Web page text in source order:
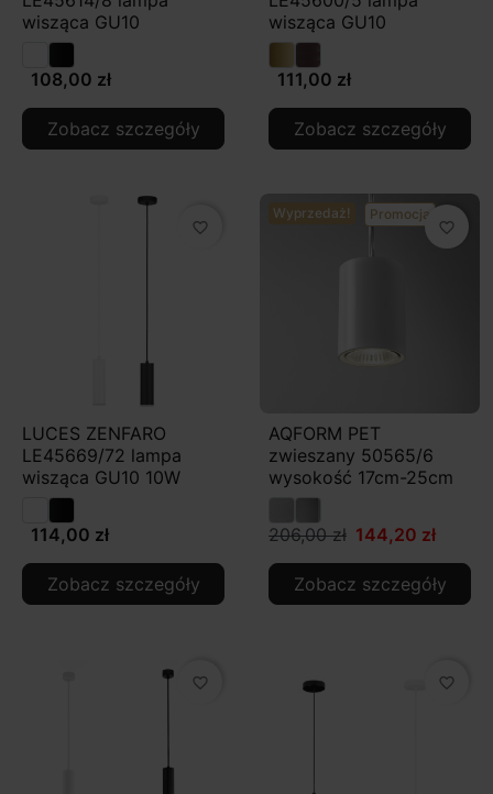
wisząca GU10
108,00 zł
Zobacz szczegóły
wisząca GU10
111,00 zł
Zobacz szczegóły
favorite_border
LUCES ZENFARO
LE45669/72 lampa
wisząca GU10 10W
114,00 zł
Zobacz szczegóły
Wyprzedaż! Promocja
favorite_border
AQFORM PET
zwieszany 50565/6
wysokość 17cm-25cm
206,00 zł 144,20 zł
Zobacz szczegóły
favorite_border favorite_border